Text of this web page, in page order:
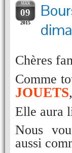
MAR
09
2015
Chères
Comme
JOUETS,
Elle aura
Nous
aussi